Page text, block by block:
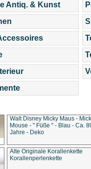
Antiq. & Kunst
Walt Disney Micky Maus -
Mouse - " Füße " - Blau - Ca.
Jahre - Deko
Alte Originale Korallenkette
Korallenperlenkette